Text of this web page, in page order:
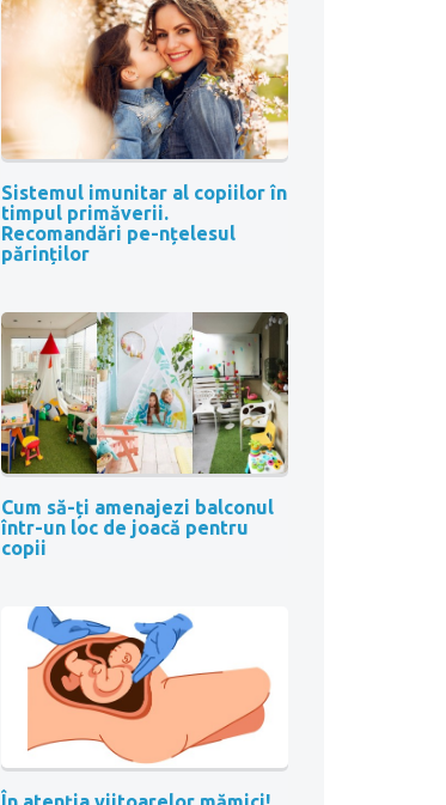
Sistemul imunitar al copiilor în
timpul primăverii.
Recomandări pe-nțelesul
părinților
Cum să-ți amenajezi balconul
într-un loc de joacă pentru
copii